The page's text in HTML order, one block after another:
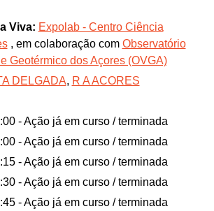
Viva: Expolab - Centro Ciência
, em colaboração com Observatório
Geotérmico dos Açores (OVGA)
DELGADA, R A ACORES
- Ação já em curso / terminada
- Ação já em curso / terminada
- Ação já em curso / terminada
- Ação já em curso / terminada
- Ação já em curso / terminada